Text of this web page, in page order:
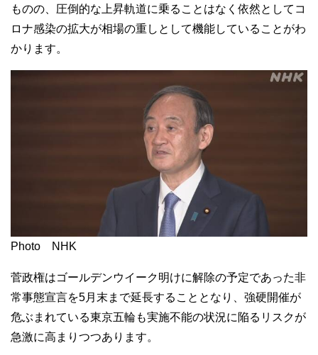
ものの、圧倒的な上昇軌道に乗ることはなく依然としてコ
ロナ感染の拡大が相場の重しとして機能していることがわ
かります。
Photo NHK
菅政権はゴールデンウイーク明けに解除の予定であった非
常事態宣言を5月末まで延長することとなり、強硬開催が
危ぶまれている東京五輪も実施不能の状況に陥るリスクが
急激に高まりつつあります。